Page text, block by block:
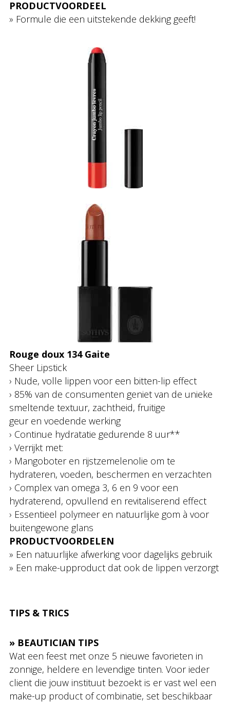
PRODUCTVOORDEEL
» Formule die een uitstekende dekking geeft!
Rouge doux 134 Gaite
Sheer Lipstick
› Nude, volle lippen voor een bitten-lip effect
› 85% van de consumenten geniet van de unieke
smeltende textuur, zachtheid, fruitige
geur en voedende werking
› Continue hydratatie gedurende 8 uur**
› Verrijkt met:
› Mangoboter en rijstzemelenolie om te
hydrateren, voeden, beschermen en verzachten
› Complex van omega 3, 6 en 9 voor een
hydraterend, opvullend en revitaliserend effect
› Essentieel polymeer en natuurlijke gom à voor
buitengewone glans
PRODUCTVOORDELEN
» Een natuurlijke afwerking voor dagelijks gebruik
» Een make-upproduct dat ook de lippen verzorgt
TIPS & TRICS
» BEAUTICIAN TIPS
Wat een feest met onze 5 nieuwe favorieten in
zonnige, heldere en levendige tinten. Voor ieder
client die jouw instituut bezoekt is er vast wel een
make-up product of combinatie, set beschikbaar